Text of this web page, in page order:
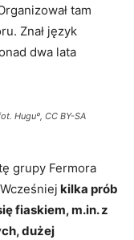
tam
Znał język
dwa lata
Huguº, CC BY-SA
grupy Fermora
kilka prób
fiaskiem, m.in. z
dużej